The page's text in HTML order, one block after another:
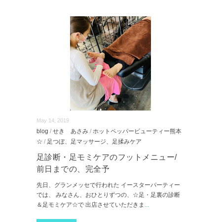
May 14, 2019
blog / せき あさみ / ホットペッパービューティー熊本
☆ / 足つぼ、足マッサージ、足揉みケア
足診断・足モミケアのフットメニュー/
前日までの、完全予
先日、グランメッセで行われた イースターパーティー
では、 みなさん、おひとりずつの、☆足・足裏の診断
＆足モミケア☆で 出店させていただきま ...